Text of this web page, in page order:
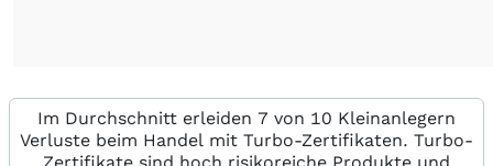
Im Durchschnitt erleiden 7 von 10 Kleinanlegern
Verluste beim Handel mit Turbo-Zertifikaten. Turbo-